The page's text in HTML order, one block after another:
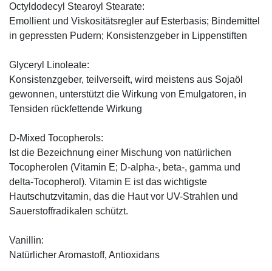
Octyldodecyl Stearoyl Stearate:
Emollient und Viskositätsregler auf Esterbasis; Bindemittel
in gepressten Pudern; Konsistenzgeber in Lippenstiften
Glyceryl Linoleate:
Konsistenzgeber, teilverseift, wird meistens aus Sojaöl
gewonnen, unterstützt die Wirkung von Emulgatoren, in
Tensiden rückfettende Wirkung
D-Mixed Tocopherols:
Ist die Bezeichnung einer Mischung von natürlichen
Tocopherolen (Vitamin E; D-alpha-, beta-, gamma und
delta-Tocopherol). Vitamin E ist das wichtigste
Hautschutzvitamin, das die Haut vor UV-Strahlen und
Sauerstoffradikalen schützt.
Vanillin:
Natürlicher Aromastoff, Antioxidans